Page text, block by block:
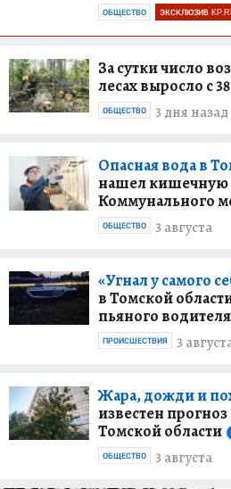
ОБЩЕСТВО ЭКСКЛЮЗИВ
За сутки число
лесах выросло с
3 дня назад
ОБЩЕСТВО
Опасная вода в
нашел кишечную
Коммунального
3 августа
ОБЩЕСТВО
«Угнал у самого
в Томской
пьяного водителя
3
ПРОИСШЕСТВИЯ
Жара, дожди и
известен
Томской области
3 августа
ОБЩЕСТВО